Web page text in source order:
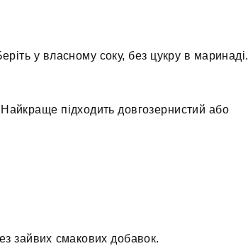
у власному соку, без цукру в маринаді.
підходить довгозернистий або
зайвих смакових добавок.